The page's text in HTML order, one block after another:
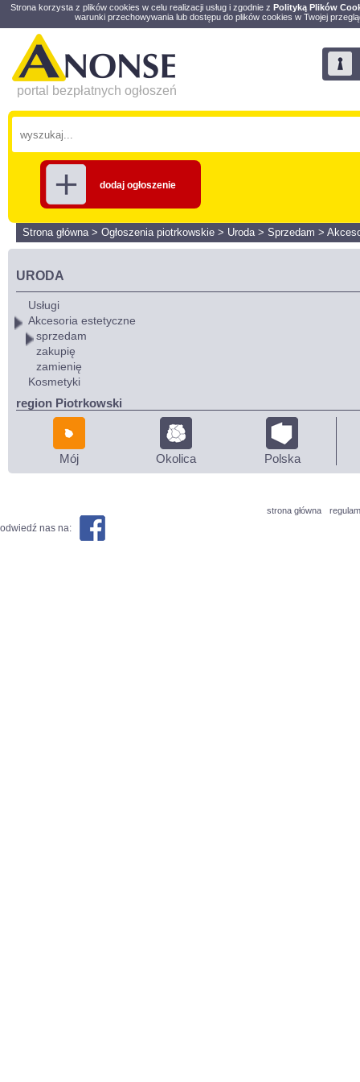
Strona korzysta z plików cookies w celu realizacji usług i zgodnie z Polityką Plików
warunki przechowywania lub dostępu do plików cookies w Twojej
portal bezpłatnych ogłoszeń
dodaj ogłoszenie
Strona główna> Ogłoszenia piotrkowskie > Uroda> Sprzedam >
URODA
Usługi
Akcesoria estetyczne
sprzedam
zakupię
zamienię
Kosmetyki
region Piotrkowski
Mój Okolica Polska
strona główna
odwiedź nas na: